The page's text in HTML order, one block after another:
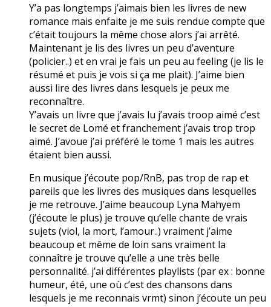
Y’a pas longtemps j’aimais bien les livres de new
romance mais enfaite je me suis rendue compte que
c’était toujours la même chose alors j’ai arrêté.
Maintenant je lis des livres un peu d’aventure
(policier..) et en vrai je fais un peu au feeling (je lis le
résumé et puis je vois si ça me plait). J’aime bien
aussi lire des livres dans lesquels je peux me
reconnaître.
Y’avais un livre que j’avais lu j’avais troop aimé c’est
le secret de Lomé et franchement j’avais trop trop
aimé. J’avoue j’ai préféré le tome 1 mais les autres
étaient bien aussi.
En musique j’écoute pop/RnB, pas trop de rap et
pareils que les livres des musiques dans lesquelles
je me retrouve. J’aime beaucoup Lyna Mahyem
(j’écoute le plus) je trouve qu’elle chante de vrais
sujets (viol, la mort, l’amour..) vraiment j’aime
beaucoup et même de loin sans vraiment la
connaître je trouve qu’elle a une très belle
personnalité. j’ai différentes playlists (par ex : bonne
humeur, été, une où c’est des chansons dans
lesquels je me reconnais vrmt) sinon j’écoute un peu